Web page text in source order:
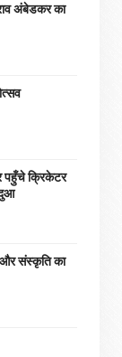
अंबेडकर का
पहुँचे क्रिकेटर
संस्कृति का